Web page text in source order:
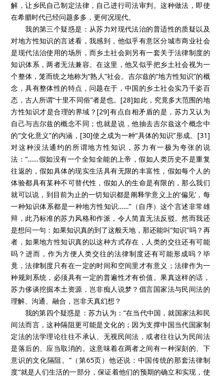
解，让乡民自己制定法律，自己进行司法审判。这种做法，即使
在希腊时代已经问题多多，更何况现代。
我的第三个疑惑是：从苏力对现代法治的普适性的质疑以及
对地方性知识的言述看，我感到，他似乎有意区分城市商业社会
是现代法治使用的场所，而乡土社会则另有一套关于法律制度的
知识体系，两者无法兼容。在这里，他又似乎把乡土社会视为一
个整体，笼而统之地称为“熟人”社会。吉尔兹的“地方性知识”的概
念，具有整体性的特点，问题在于，中国的乡土社会实乃千姿百
态，古人所谓“十里不同俗”者是也。[28]如此，究竟多大范围的地
方性知识才是合理的界域？[29]有点自相矛盾的是，苏力又认为
自己与吉尔兹的概念不同；也就是说，他抽去吉尔兹这个概念中
的“文化意义”的内涵，[30]使之成为一种“具体的知识”形成。[31]
对这种没法通约的所谓地方性知识，苏力有一极为夸张的说
法：“……假如没有一个全知全能的上帝，假如人类历史不是重复
往返的，假如具体的现实生活具有无限的丰富性，假如每个人的
体验都具有某种不可替代性，假如人的生命是有限的，那么我们
就可以说，到目前为止的一切知识都是阐释学意义上的‘偏见’，每
一种知识体系都是一种地方性知识……”（自序）这个言述非常雄
辩，此乃标准的苏力风格和作派，令人简直无法反驳。然而我还
是想问一句：如果知识真的到了这般天地，那还能叫“知识”吗？再
者，如果地方性知识真的以这种方式存在，人类的交往还有可能
吗？进而，作为方便人类交往的法律制度还有可能形成吗？毕
竟，法律制度只有在一定的时间和空间里才有意义；法律作为一
种规则系统，必须具有一定的普遍性才有价值。果真这样的话，
苏力侈谈挖掘本土资源，岂非痴人说梦？倡言国家法与民间法的
理解、沟通、融合，岂非天真幻想？
我的第四个疑惑是：苏力认为：“在当代中国，就国家法和民
间法而言，这种隔阻更可能是文化的；因为支撑中国当代国家制
定法的法学理论往往不承认、无视民间法，或者往往认为民间法
是落后的、应当取消的。这意味着在两者之间有一种深刻的、下
意识的文化隔阻。”（第65页）他还说：中国传统的那套法律制
度“就是人们生活的一部分，保证着他们的预期的确立和实现，使